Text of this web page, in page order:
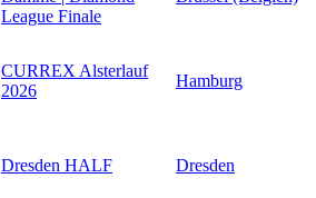
League Finale
CURREX Alsterlauf
2026
Hamburg
Dresden HALF Dresden